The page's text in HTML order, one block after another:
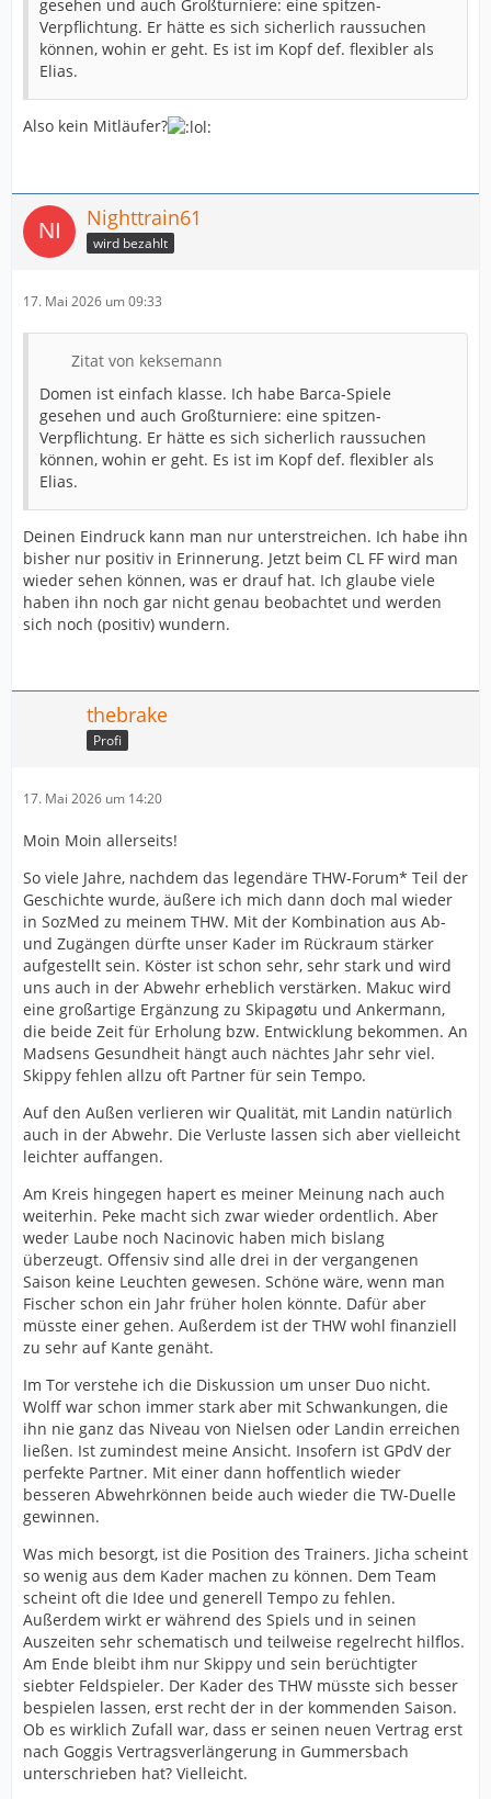
gesehen und auch Großturniere: eine spitzen-
Verpflichtung. Er hätte es sich sicherlich raussuchen
können, wohin er geht. Es ist im Kopf def. flexibler als
Elias.
Also kein Mitläufer?
Nighttrain61
wird bezahlt
17. Mai 2026 um 09:33
Zitat von keksemann
Domen ist einfach klasse. Ich habe Barca-Spiele
gesehen und auch Großturniere: eine spitzen-
Verpflichtung. Er hätte es sich sicherlich raussuchen
können, wohin er geht. Es ist im Kopf def. flexibler als
Elias.
Deinen Eindruck kann man nur unterstreichen. Ich habe ihn
bisher nur positiv in Erinnerung. Jetzt beim CL FF wird man
wieder sehen können, was er drauf hat. Ich glaube viele
haben ihn noch gar nicht genau beobachtet und werden
sich noch (positiv) wundern.
thebrake
Profi
17. Mai 2026 um 14:20
Moin Moin allerseits!
So viele Jahre, nachdem das legendäre THW-Forum* Teil der
Geschichte wurde, äußere ich mich dann doch mal wieder
in SozMed zu meinem THW. Mit der Kombination aus Ab-
und Zugängen dürfte unser Kader im Rückraum stärker
aufgestellt sein. Köster ist schon sehr, sehr stark und wird
uns auch in der Abwehr erheblich verstärken. Makuc wird
eine großartige Ergänzung zu Skipagøtu und Ankermann,
die beide Zeit für Erholung bzw. Entwicklung bekommen. An
Madsens Gesundheit hängt auch nächtes Jahr sehr viel.
Skippy fehlen allzu oft Partner für sein Tempo.
Auf den Außen verlieren wir Qualität, mit Landin natürlich
auch in der Abwehr. Die Verluste lassen sich aber vielleicht
leichter auffangen.
Am Kreis hingegen hapert es meiner Meinung nach auch
weiterhin. Peke macht sich zwar wieder ordentlich. Aber
weder Laube noch Nacinovic haben mich bislang
überzeugt. Offensiv sind alle drei in der vergangenen
Saison keine Leuchten gewesen. Schöne wäre, wenn man
Fischer schon ein Jahr früher holen könnte. Dafür aber
müsste einer gehen. Außerdem ist der THW wohl finanziell
zu sehr auf Kante genäht.
Im Tor verstehe ich die Diskussion um unser Duo nicht.
Wolff war schon immer stark aber mit Schwankungen, die
ihn nie ganz das Niveau von Nielsen oder Landin erreichen
ließen. Ist zumindest meine Ansicht. Insofern ist GPdV der
perfekte Partner. Mit einer dann hoffentlich wieder
besseren Abwehrkönnen beide auch wieder die TW-Duelle
gewinnen.
Was mich besorgt, ist die Position des Trainers. Jicha scheint
so wenig aus dem Kader machen zu können. Dem Team
scheint oft die Idee und generell Tempo zu fehlen.
Außerdem wirkt er während des Spiels und in seinen
Auszeiten sehr schematisch und teilweise regelrecht hilflos.
Am Ende bleibt ihm nur Skippy und sein berüchtigter
siebter Feldspieler. Der Kader des THW müsste sich besser
bespielen lassen, erst recht der in der kommenden Saison.
Ob es wirklich Zufall war, dass er seinen neuen Vertrag erst
nach Goggis Vertragsverlängerung in Gummersbach
unterschrieben hat? Vielleicht.